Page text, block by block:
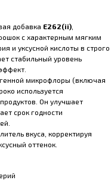
добавка E262(ii)
с характерным мягким
и уксусной кислоты в строго
стабильный уровень
микрофлоры (включая
используется
Он улучшает
срок годности
вкуса, корректируя
оттенок.